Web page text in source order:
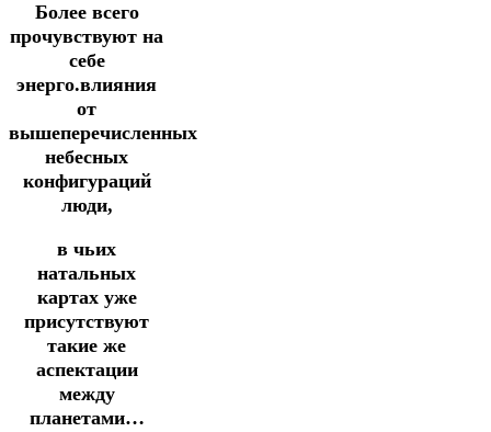
Более всего
прочувствуют на
себе
энерго.влияния
от
вышеперечисленных
небесных
конфигураций
люди,
в чьих
натальных
картах уже
присутствуют
такие же
аспектации
между
планетами…